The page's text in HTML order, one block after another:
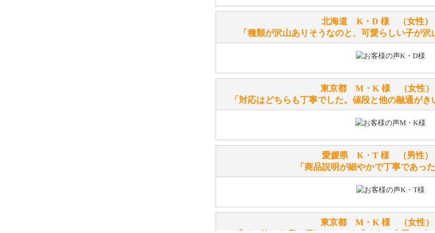
シリアルNO付きやクラブ限定などいろいろと意味があります
詳しくはこちらをご覧ください。
テディベアを横にすると音が鳴ります、なぜでしょうか？
シュタイフのテディベアには、鳴くタイプのテディベアがい
お腹の中にグロウラーという部品を内臓しています。
体をねかせたりおこしたりすると「グーグー」と鳴くタイプ
テディベアのお腹を押すと「キュッキュッ」と音が鳴ります
シュタイフのテディベアには、おなかを押すと「キュッキュ
シュタイフ社製品の実物を見ることはできますか？
北海道 K・D 様 （女
「種類が沢山ありそうなのと、可愛らしい子が沢
東京都 M・K 様 （女
「対応はどちらも丁寧でした。値段と他の融通がき
愛媛県 K・T 様 （男
「商品説明が細やかで丁寧であっ
東京都 M・K 様 （女